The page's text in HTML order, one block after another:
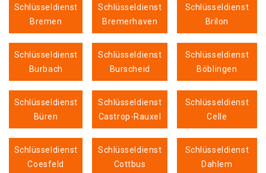
Schlüsseldienst
Bremen
Schlüsseldienst
Bremerhaven
Schlüsseldienst
Brilon
Schlüsseldienst
Burbach
Schlüsseldienst
Burscheid
Schlüsseldienst
Böblingen
Schlüsseldienst
Büren
Schlüsseldienst
Castrop-Rauxel
Schlüsseldienst
Celle
Schlüsseldienst
Coesfeld
Schlüsseldienst
Cottbus
Schlüsseldienst
Dahlem